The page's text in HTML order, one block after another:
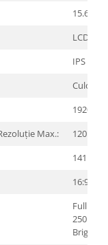
15.6"
LCD
IPS
Culoare
Max.:
120 Hz
141 ppi
16:9
Full HD
250 nits